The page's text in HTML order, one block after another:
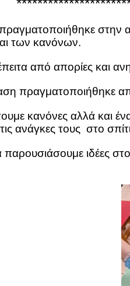
των κανόνων.
από απορίες και
πραγματοποιήθηκε
κανόνες αλλά και
ανάγκες τους στο
ιδέες